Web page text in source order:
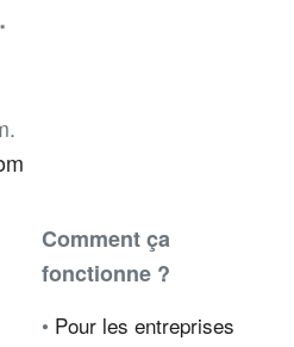
Comment ça
fonctionne ?
• Pour les entreprises